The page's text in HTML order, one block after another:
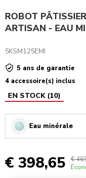
ROBOT
ARTISAN - EAU
5KSM125EMI
5 ans de garantie
4 accessoire(s) inclus
EN STOCK (10)
Eau minérale
€ 398,65 €